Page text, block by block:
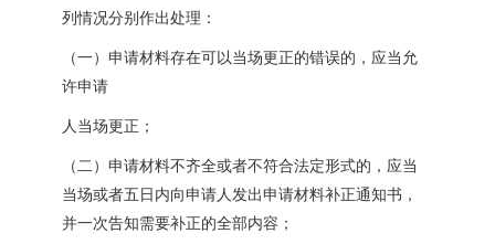
列情况分别作出处理：
（一）申请材料存在可以当场更正的错误的，应当允
许申请
人当场更正；
（二）申请材料不齐全或者不符合法定形式的，应当
当场或者五日内向申请人发出申请材料补正通知书，
并一次告知需要补正的全部内容；